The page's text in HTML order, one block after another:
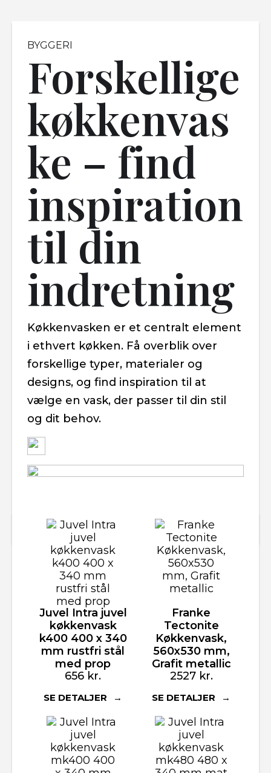
Forskellige
køkkenvas
ke – find
inspiration
til din
indretning
BYGGERI
Køkkenvasken er et centralt element
i ethvert køkken. Få overblik over
forskellige typer, materialer og
designs, og find inspiration til at
vælge en vask, der passer til din stil
og dit behov.
Juvel Intra juvel
køkkenvask
k400 400 x 340
mm rustfri stål
med prop
656 kr.
SE DETALJER
Franke
Tectonite
Køkkenvask,
560x530 mm,
Grafit metallic
2527 kr.
SE DETALJER